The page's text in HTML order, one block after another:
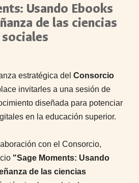
Usando Ebooks
de las ciencias
sociales
estratégica delConsorcio
invitarles a una sesión de
diseñada para potenciar
en la educación superior.
con el Consorcio,
"Sage Moments: Usando
de las ciencias